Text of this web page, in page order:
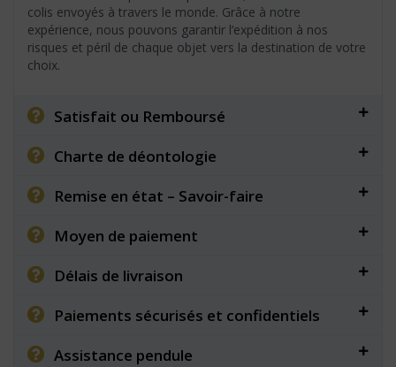
colis envoyés à travers le monde. Grâce à notre
expérience, nous pouvons garantir l’expédition à nos
risques et péril de chaque objet vers la destination de votre
choix.
Satisfait ou Remboursé
Charte de déontologie
Remise en état – Savoir-faire
Moyen de paiement
Délais de livraison
Paiements sécurisés et confidentiels
Assistance pendule